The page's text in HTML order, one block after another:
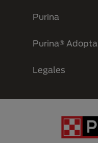
Purina
Purina® Adopta
Legales